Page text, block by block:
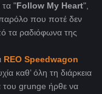
τα "Follow My Heart",
που ποτέ δεν
τα ραδιόφωνα της
REO Speedwagon
καθ’ όλη τη διάρκεια
του grunge ήρθε να